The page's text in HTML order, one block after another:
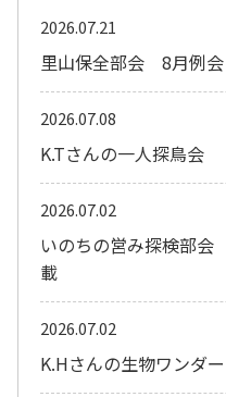
里山保全部会 8月例
2026.07.21
K.Tさんの一人探鳥会
2026.07.08
いのちの営み探検部
載
2026.07.02
K.Hさんの生物ワンダ
2026.07.02